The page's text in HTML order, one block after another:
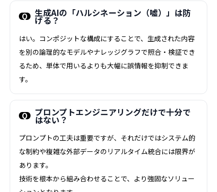
生成AIの「ハルシネーション（嘘）」は防
げる？
はい。コンポジットな構成にすることで、生成された内容
を別の論理的なモデルやナレッジグラフで照合・検証でき
るため、単体で用いるよりも大幅に誤情報を抑制できま
す。
プロンプトエンジニアリングだけで十分で
はない？
プロンプトの工夫は重要ですが、それだけではシステム的
な制約や複雑な外部データのリアルタイム統合には限界が
あります。
技術を根本から組み合わせることで、より強固なソリュー